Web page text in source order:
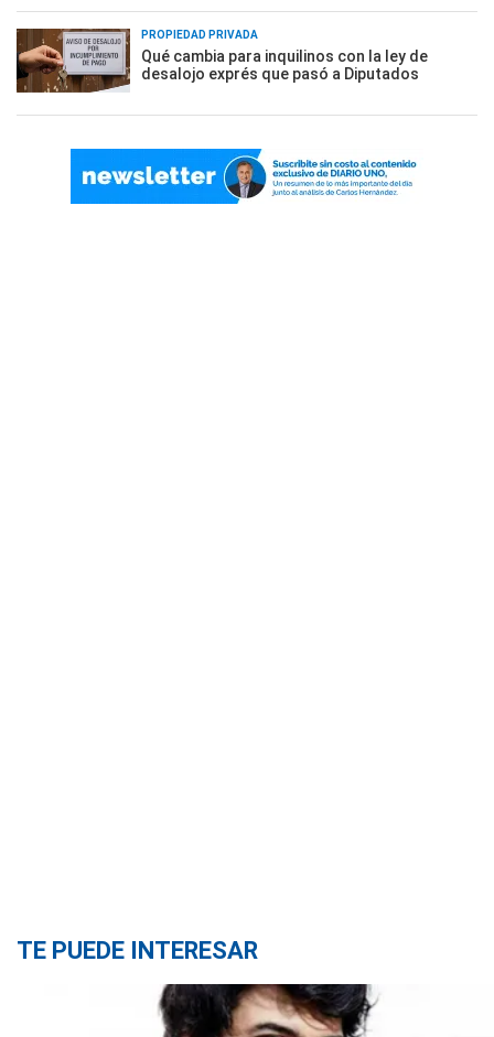
PROPIEDAD PRIVADA
Qué cambia para inquilinos con la ley de
desalojo exprés que pasó a Diputados
TE PUEDE INTERESAR